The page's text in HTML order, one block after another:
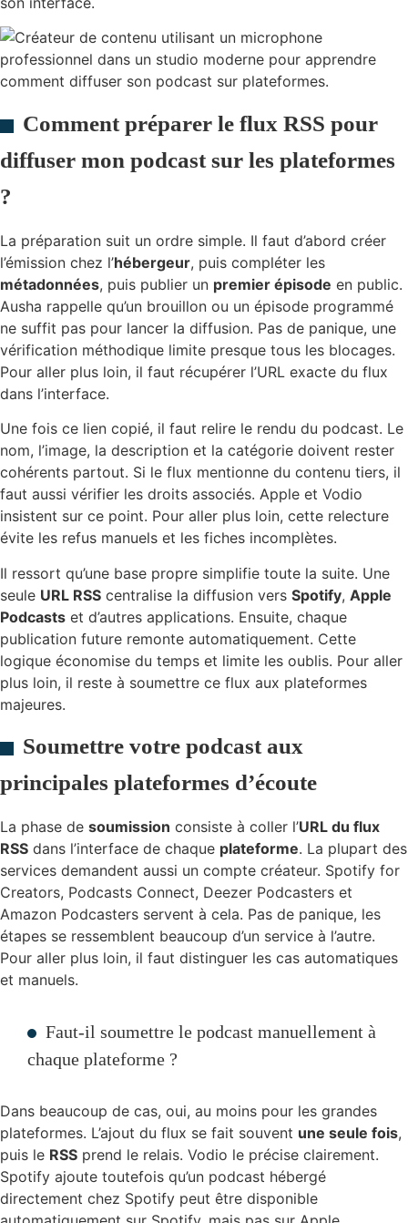
Comment préparer le flux RSS pour
diffuser mon podcast sur les plateformes
?
La préparation suit un ordre simple. Il faut d’abord créer
l’émission chez l’hébergeur, puis compléter les
métadonnées, puis publier un premier épisode en public.
Ausha rappelle qu’un brouillon ou un épisode programmé
ne suffit pas pour lancer la diffusion. Pas de panique, une
vérification méthodique limite presque tous les blocages.
Pour aller plus loin, il faut récupérer l’URL exacte du flux
dans l’interface.
Une fois ce lien copié, il faut relire le rendu du podcast. Le
nom, l’image, la description et la catégorie doivent rester
cohérents partout. Si le flux mentionne du contenu tiers, il
faut aussi vérifier les droits associés. Apple et Vodio
insistent sur ce point. Pour aller plus loin, cette relecture
évite les refus manuels et les fiches incomplètes.
Il ressort qu’une base propre simplifie toute la suite. Une
seule URL RSS centralise la diffusion vers Spotify, Apple
Podcasts et d’autres applications. Ensuite, chaque
publication future remonte automatiquement. Cette
logique économise du temps et limite les oublis. Pour aller
plus loin, il reste à soumettre ce flux aux plateformes
majeures.
Soumettre votre podcast aux
principales plateformes d’écoute
La phase de soumission consiste à coller l’URL du flux
RSS dans l’interface de chaque plateforme. La plupart des
services demandent aussi un compte créateur. Spotify for
Creators, Podcasts Connect, Deezer Podcasters et
Amazon Podcasters servent à cela. Pas de panique, les
étapes se ressemblent beaucoup d’un service à l’autre.
Pour aller plus loin, il faut distinguer les cas automatiques
et manuels.
Faut-il soumettre le podcast manuellement à
chaque plateforme ?
Dans beaucoup de cas, oui, au moins pour les grandes
plateformes. L’ajout du flux se fait souvent une seule fois,
puis le RSS prend le relais. Vodio le précise clairement.
Spotify ajoute toutefois qu’un podcast hébergé
directement chez Spotify peut être disponible